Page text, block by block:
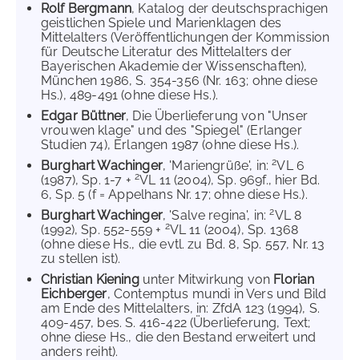
Rolf Bergmann, Katalog der deutschsprachigen
geistlichen Spiele und Marienklagen des
Mittelalters (Veröffentlichungen der Kommission
für Deutsche Literatur des Mittelalters der
Bayerischen Akademie der Wissenschaften),
München 1986, S. 354-356 (Nr. 163; ohne diese
Hs.), 489-491 (ohne diese Hs.).
Edgar Büttner, Die Überlieferung von "Unser
vrouwen klage" und des "Spiegel" (Erlanger
Studien 74), Erlangen 1987 (ohne diese Hs.).
Burghart Wachinger, 'Mariengrüße', in:2VL 6
(1987), Sp. 1-7 + 2VL 11 (2004), Sp. 969f., hier Bd.
6, Sp. 5 (f = Appelhans Nr. 17; ohne diese Hs.).
Burghart Wachinger, 'Salve regina', in:2VL 8
(1992), Sp. 552-559 + 2VL 11 (2004), Sp. 1368
(ohne diese Hs., die evtl. zu Bd. 8, Sp. 557, Nr. 13
zu stellen ist).
Christian Kieningunter Mitwirkung von Florian
Eichberger, Contemptus mundi in Vers und Bild
am Ende des Mittelalters, in: ZfdA 123 (1994), S.
409-457, bes. S. 416-422 (Überlieferung, Text;
ohne diese Hs., die den Bestand erweitert und
anders reiht).